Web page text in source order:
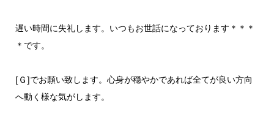
遅い時間に失礼します。いつもお世話になっております＊＊＊
＊です。
[Ｇ]でお願い致します。心身が穏やかであれば全てが良い方向
へ動く様な気がします。